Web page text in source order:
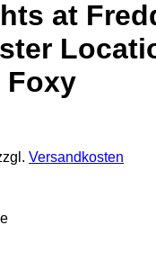
at
Foxy
Versandkosten